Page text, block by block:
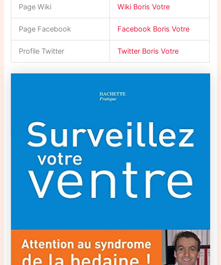
Page Wiki Wiki Boris Votre
Page Facebook Facebook Boris Votre
Profile Twitter Twitter Boris Votre